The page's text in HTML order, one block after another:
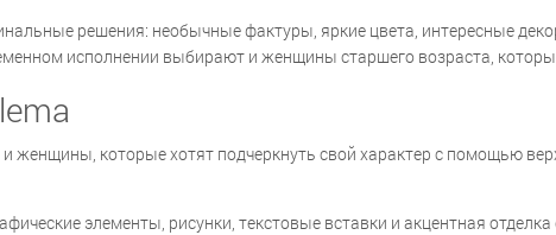
решения: необычные фактуры, яркие цвета, интересные
исполнении выбирают и женщины старшего возраста,
женщины, которые хотят подчеркнуть свой характер с помощью
элементы, рисунки, текстовые вставки и акцентная